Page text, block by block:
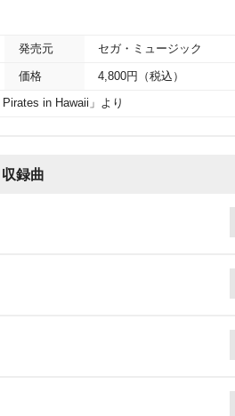
発売元 セガ・ミュージック
価格 4,800円（税込）
in Hawaii」より
収録曲